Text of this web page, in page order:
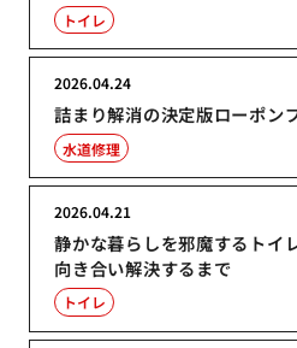
トイレ
詰まり解消の決定版ローポン
2026.04.24
水道修理
静かな暮らしを邪魔するトイ
向き合い解決するまで
2026.04.21
トイレ